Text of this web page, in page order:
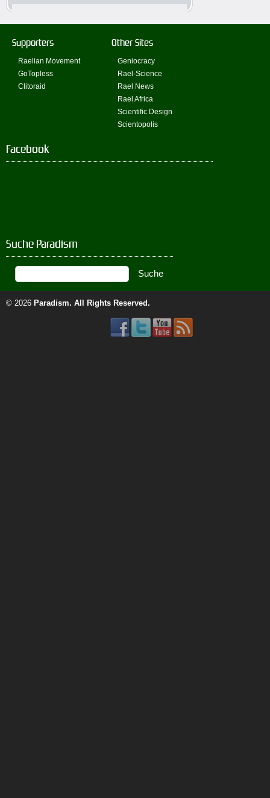
Supporters
Raelian Movement
GoTopless
Clitoraid
Other Sites
Geniocracy
Rael-Science
Rael News
Rael Africa
Scientific Design
Scientopolis
Facebook
Suche Paradism
© 2026 Paradism. All Rights Reserved.